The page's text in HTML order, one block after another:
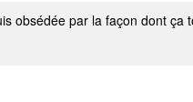
obsédée par la façon dont ça